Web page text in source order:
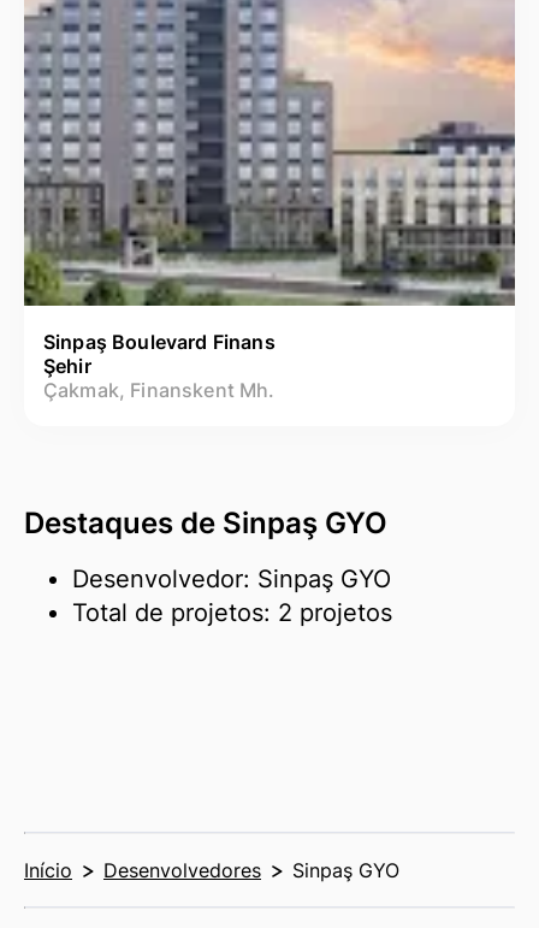
Sinpaş Boulevard Finans
Şehir
Çakmak, Finanskent Mh.
Destaques de Sinpaş GYO
Desenvolvedor: Sinpaş GYO
Total de projetos: 2 projetos
Início Desenvolvedores Sinpaş GYO